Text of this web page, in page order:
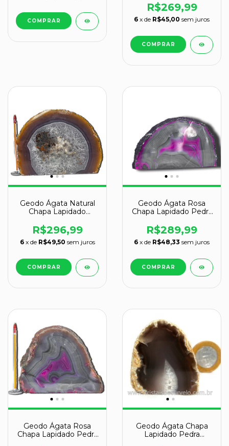
14,6 cm
R$269,99
6 x de R$45,00 sem juros
Geodo Ágata Natural
Chapa Lapidado
cm
R$296,99
6 x de R$49,50 sem juros
Geodo Ágata Rosa
Chapa Lapidado Pedra
12,5cm
R$289,99
6 x de R$48,33 sem juros
Geodo Ágata Rosa
Chapa Lapidado Pedra
Geodo Ágata Chapa
Lapidado Pedra